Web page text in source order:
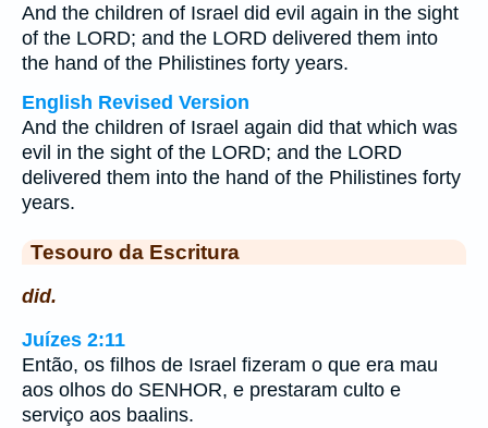
And the children of Israel did evil again in the sight
of the LORD; and the LORD delivered them into
the hand of the Philistines forty years.
English Revised Version
And the children of Israel again did that which was
evil in the sight of the LORD; and the LORD
delivered them into the hand of the Philistines forty
years.
Tesouro da Escritura
did.
Juízes 2:11
Então, os filhos de Israel fizeram o que era mau
aos olhos do SENHOR, e prestaram culto e
serviço aos baalins.